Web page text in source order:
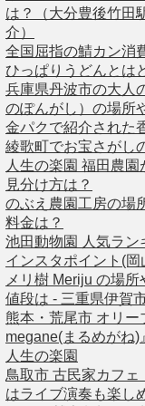
は？（大分豊後竹田
介）
全国屈指の鯖カン消
ひっぱりうどんとは
兵庫県丹波市の大人
のぽんがし）の場所
金パクで紹介された
綾歌町でお宝さがし
人生の楽園 福田農
見分け方は？
のぶえ農園工房の場
料金は？
池田動物園 人気ラン
インスタポイント(岡
メリ樹 Meriju の場
値段は - 三重県伊賀
熊本・荒尾市 オリー
megane(まるめがね)
人生の楽園
鳥取市 古民家カフェ
はライブ演奏も楽し